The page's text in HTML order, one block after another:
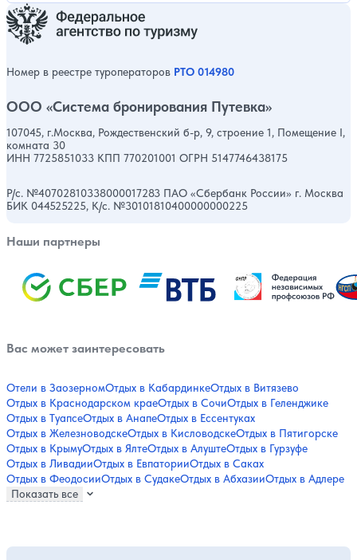
Номер в реестре туроператоров РТО 014980
ООО «Система бронирования Путевка»
107045, г.Москва, Рождественский б-р, 9, строение 1, Помещение I,
комната 30
ИНН 7725851033 КПП 770201001 ОГРН 5147746438175
Р/с. №40702810338000017283 ПАО «Сбербанк России» г. Москва
БИК 044525225, К/с. №30101810400000000225
Наши партнеры
Вас может заинтересовать
Отели в ЗаозерномОтдых в КабардинкеОтдых в Витязево
Отдых в Краснодарском краеОтдых в СочиОтдых в Геленджике
Отдых в ТуапсеОтдых в АнапеОтдых в Ессентуках
Отдых в ЖелезноводскеОтдых в КисловодскеОтдых в Пятигорске
Отдых в КрымуОтдых в ЯлтеОтдых в АлуштеОтдых в Гурзуфе
Отдых в ЛивадииОтдых в ЕвпаторииОтдых в Саках
Отдых в ФеодосииОтдых в СудакеОтдых в АбхазииОтдых в Адлере
Показать все